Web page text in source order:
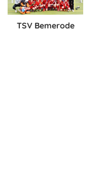
TSV Bemerode